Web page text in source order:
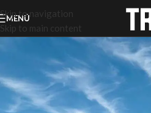
Skip to navigation
Skip to main content
MENÚ